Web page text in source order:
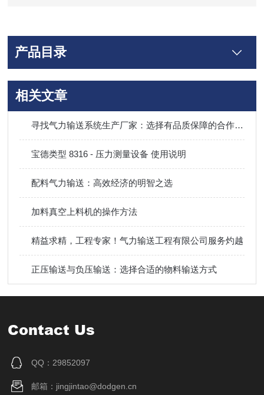
产品目录
相关文章
寻找气力输送系统生产厂家：选择有品质保障的合作伙伴
宝德类型 8316 - 压力测量设备 使用说明
配料气力输送：高效经济的明智之选
加料真空上料机的操作方法
精益求精，工程专家！气力输送工程有限公司服务灼越
正压输送与负压输送：选择合适的物料输送方式
Contact Us
QQ：29852097
邮箱：jingjintao@dodgen.cn